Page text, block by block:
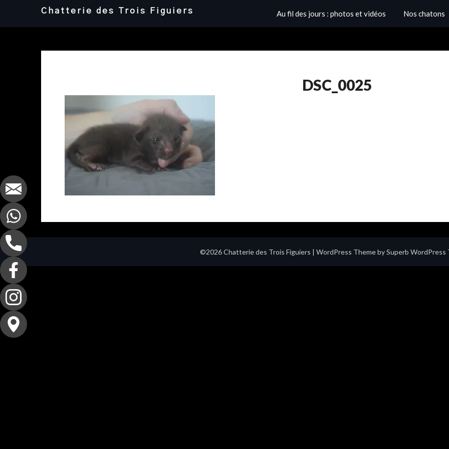
Chatterie des Trois Figuiers Au fil des jours : photos et vidéos Nos chatons
DSC_0025
©2026 Chatterie des Trois Figuiers | WordPress Theme bySuperb WordPress